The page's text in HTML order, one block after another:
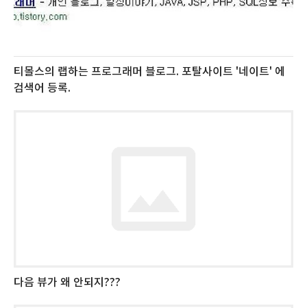
티몰스의 랩하는 프로그래머 블로그. 포탈사이트 '네이트' 에
검색어 등록.
다음 뷰가 왜 안되지???